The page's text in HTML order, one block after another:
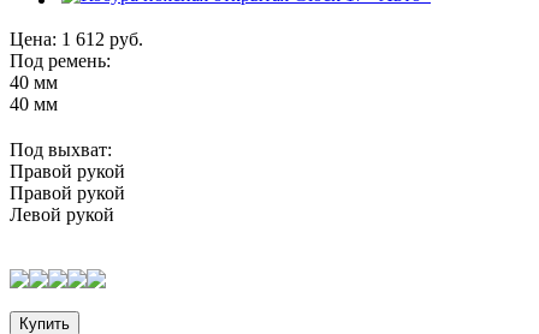
Цена: 1 612 руб.
Под ремень:
40 мм
40 мм
Под выхват:
Правой рукой
Правой рукой
Левой рукой
Купить